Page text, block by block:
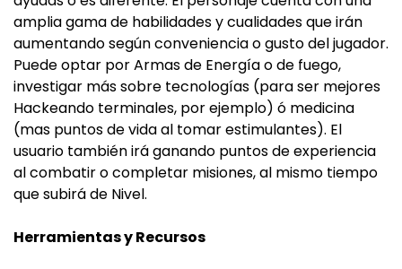
amplia gama de habilidades y cualidades que irán
aumentando según conveniencia o gusto del jugador.
Puede optar por Armas de Energía o de fuego,
investigar más sobre tecnologías (para ser mejores
Hackeando terminales, por ejemplo) ó medicina
(mas puntos de vida al tomar estimulantes). El
usuario también irá ganando puntos de experiencia
al combatir o completar misiones, al mismo tiempo
que subirá de Nivel.
Herramientas y Recursos